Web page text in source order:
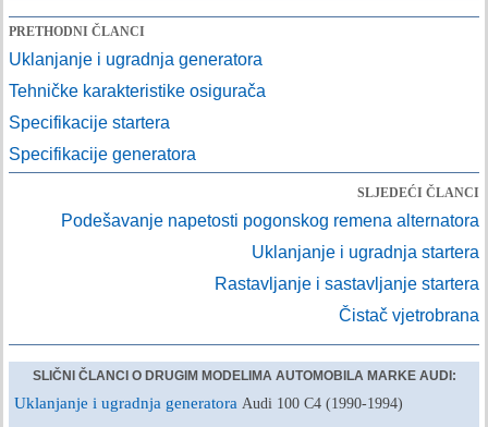
PRETHODNI ČLANCI
Uklanjanje i ugradnja generatora
Tehničke karakteristike osigurača
Specifikacije startera
Specifikacije generatora
SLJEDEĆI ČLANCI
Podešavanje napetosti pogonskog remena alternatora
Uklanjanje i ugradnja startera
Rastavljanje i sastavljanje startera
Čistač vjetrobrana
SLIČNI ČLANCI O DRUGIM MODELIMA AUTOMOBILA MARKE AUDI:
Uklanjanje i ugradnja generatora Audi 100 C4 (1990-1994)